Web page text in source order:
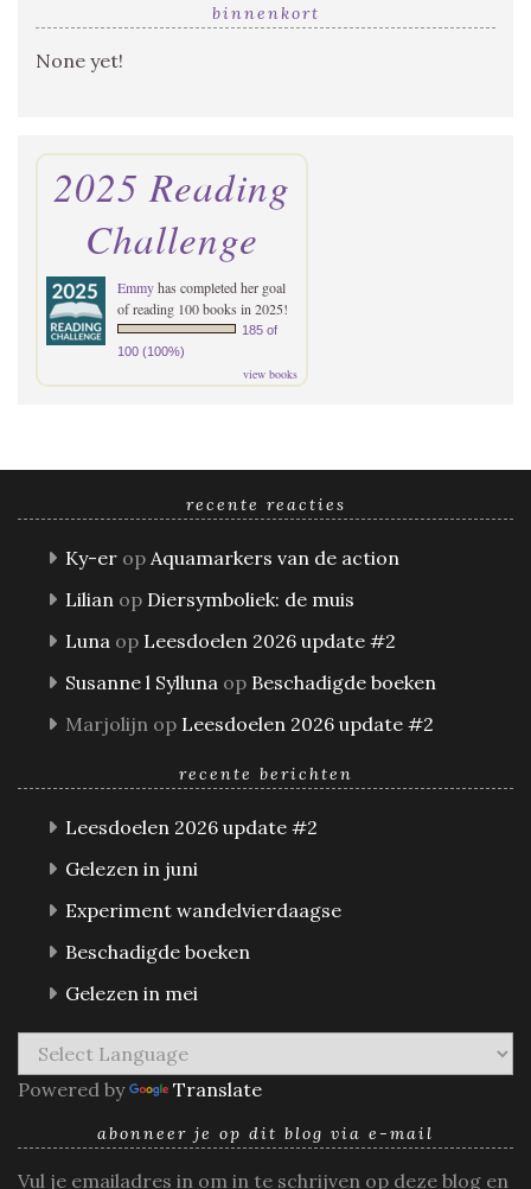
binnenkort
None yet!
2025 Reading
Challenge
Emmyhas completed her goal
of reading 100 books in 2025!
185 of
100 (100%)
view books
recente reacties
Ky-er op Aquamarkers van de action
Lilian op Diersymboliek: de muis
Luna op Leesdoelen 2026 update #2
Susanne l Sylluna op Beschadigde boeken
Marjolijn op Leesdoelen 2026 update #2
recente berichten
Leesdoelen 2026 update #2
Gelezen in juni
Experiment wandelvierdaagse
Beschadigde boeken
Gelezen in mei
Powered by Translate
abonneer je op dit blog via e-mail
Vul je emailadres in om in te schrijven op deze blog en